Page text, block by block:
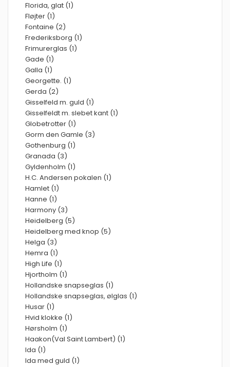
Florida, glat (1)
Fløjter (1)
Fontaine (2)
Frederiksborg (1)
Frimurerglas (1)
Gade (1)
Galla (1)
Georgette. (1)
Gerda (2)
Gisselfeld m. guld (1)
Gisselfeldt m. slebet kant (1)
Globetrotter (1)
Gorm den Gamle (3)
Gothenburg (1)
Granada (3)
Gyldenholm (1)
H.C. Andersen pokalen (1)
Hamlet (1)
Hanne (1)
Harmony (3)
Heidelberg (5)
Heidelberg med knop (5)
Helga (3)
Hemra (1)
High Life (1)
Hjortholm (1)
Hollandske snapseglas (1)
Hollandske snapseglas, ølglas (1)
Husar (1)
Hvid klokke (1)
Hørsholm (1)
Haakon(Val Saint Lambert) (1)
Ida (1)
Ida med guld (1)